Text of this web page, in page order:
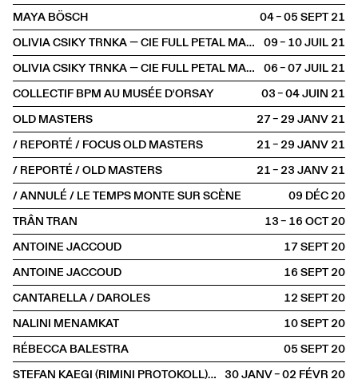
MAYA BÖSCH
04 – 05 SEPT2021
OLIVIA CSIKY TRNKA — CIE FULL PETAL MACHINE
09 – 10 JUIL2021
OLIVIA CSIKY TRNKA — CIE FULL PETAL MACHINE
06 – 07 JUIL2021
COLLECTIF BPM AU MUSÉE D'ORSAY
03 – 04 JUIN2021
OLD MASTERS
27 – 29 JANV2021
/ REPORTÉ / FOCUS OLD MASTERS
21 – 29 JANV2021
/ REPORTÉ / OLD MASTERS
21 – 23 JANV2021
/ ANNULÉ / LE TEMPS MONTE SUR SCÈNE
09 DÉC2020
TRÂN TRAN
13 – 16 OCT2020
ANTOINE JACCOUD
17 SEPT2020
ANTOINE JACCOUD
16 SEPT2020
CANTARELLA / DAROLES
12 SEPT2020
NALINI MENAMKAT
10 SEPT2020
RÉBECCA BALESTRA
05 SEPT2020
STEFAN KAEGI (RIMINI PROTOKOLL) / THOMAS MELLE / MÜNCHNER KAMMERSPIELE 30 JANV – 02 FÉVR2020